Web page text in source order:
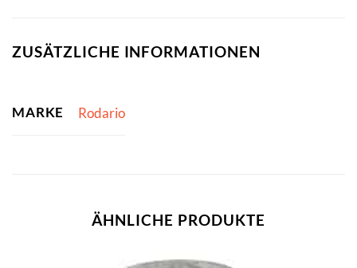
ZUSÄTZLICHE INFORMATIONEN
MARKE Rodario
ÄHNLICHE PRODUKTE